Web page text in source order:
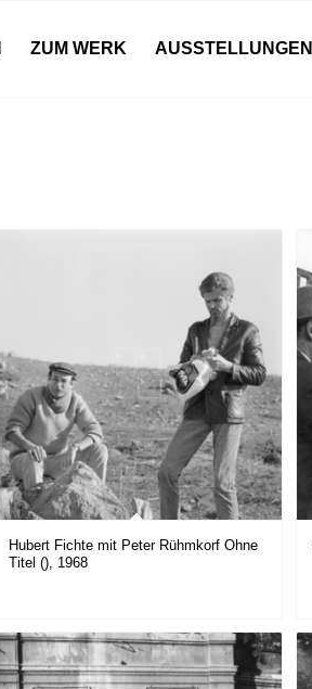
ZUM WERK AUSSTELLUNGEN
Hubert Fichte mit Peter Rühmkorf Ohne
Titel (), 1968